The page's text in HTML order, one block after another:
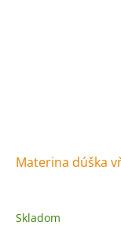
Materina dúška
Skladom